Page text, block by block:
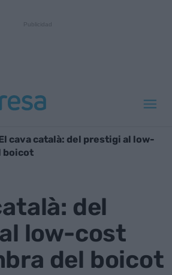
cava català: del prestigi al low-
boicot
del
low-cost
del boicot